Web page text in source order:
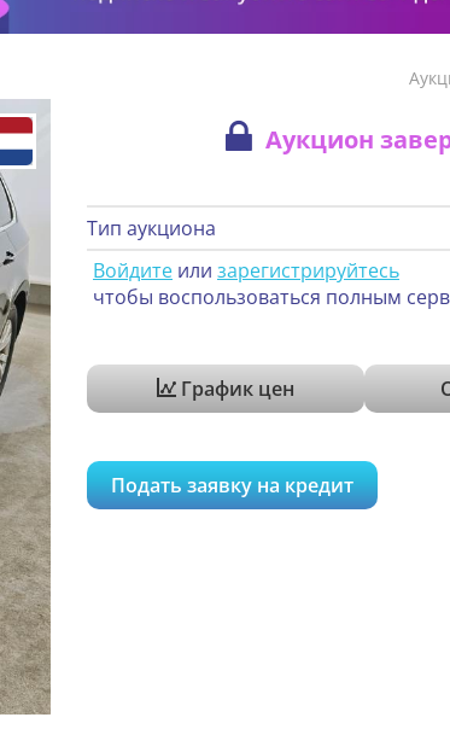
Аукцион
Тип аукциона
Войдите или зарегистрируйтесь
чтобы воспользоваться полным
График цен
Подать заявку на кредит